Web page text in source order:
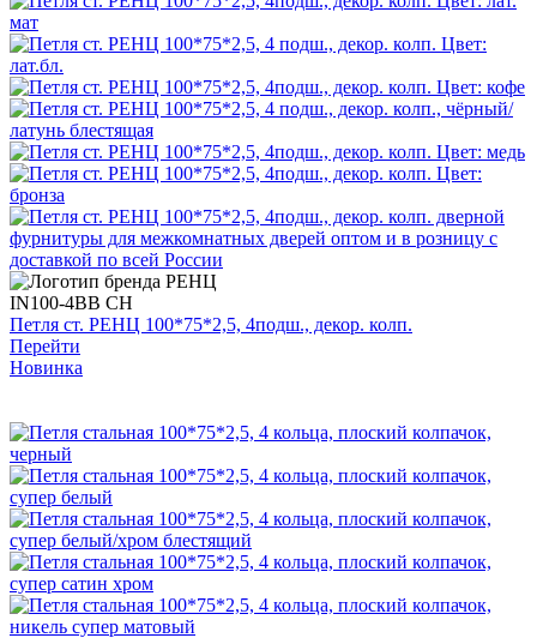
IN100-4BB CH
Петля ст. РЕНЦ 100*75*2,5, 4подш., декор. колп.
Перейти
Новинка